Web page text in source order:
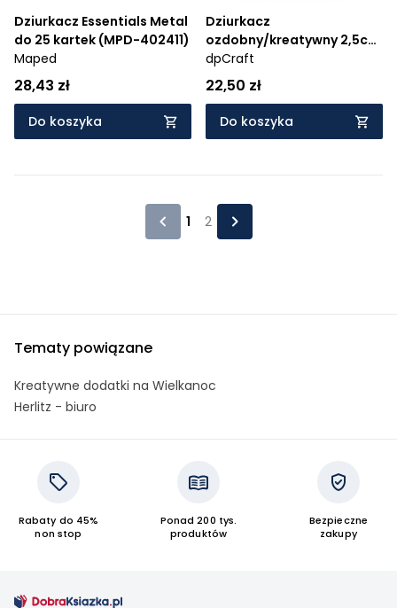
Dziurkacz Essentials Metal
do 25 kartek (MPD-402411)
Maped
28,43 zł
Do koszyka
Dziurkacz
ozdobny/kreatywny 2,5cm
- królik (JCDZ-110-054)
dpCraft
22,50 zł
Do koszyka
1 2
Tematy powiązane
Kreatywne dodatki na Wielkanoc
Herlitz - biuro
Rabaty do 45%
non stop
Ponad 200 tys.
produktów
Bezpieczne
zakupy